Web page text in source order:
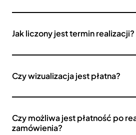
Jak liczony jest termin realizacji?
Czy wizualizacja jest płatna?
Czy możliwa jest płatność po
zamówienia?